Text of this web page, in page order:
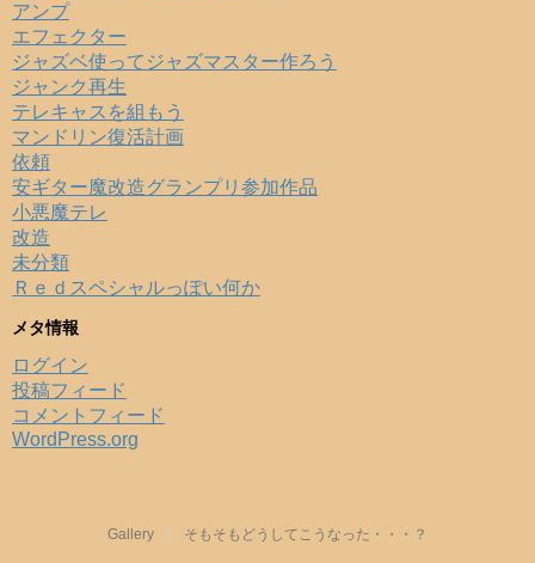
アンプ
エフェクター
ジャズベ使ってジャズマスター作ろう
ジャンク再生
テレキャスを組もう
マンドリン復活計画
依頼
安ギター魔改造グランプリ参加作品
小悪魔テレ
改造
未分類
Ｒｅｄスペシャルっぽい何か
メタ情報
ログイン
投稿フィード
コメントフィード
WordPress.org
Gallery そもそもどうしてこうなった・・・？